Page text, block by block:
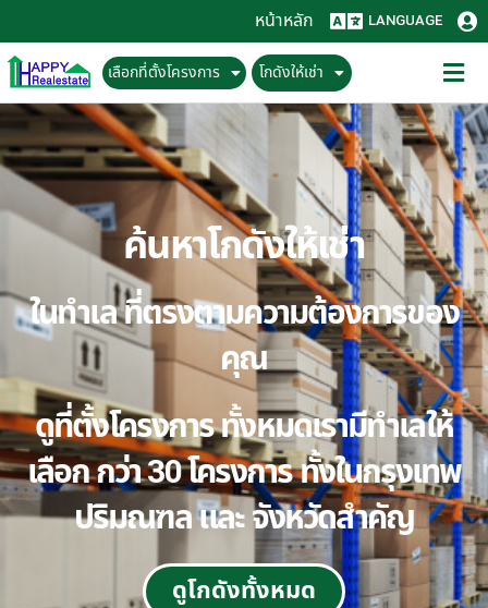
หน้าหลัก LANGUAGE
เลือกที่ตั้งโครงการ โกดังให้เช่า
ค้นหาโกดังให้เช่า
ในทำเล ที่ตรงตามความต้องการของ
คุณ
ดูที่ตั้งโครงการ ทั้งหมดเรามีทำเลให้
เลือก กว่า 30 โครงการ ทั้งในกรุงเทพ
ปริมณฑล และ จังหวัดสำคัญ
ดูโกดังทั้งหมด